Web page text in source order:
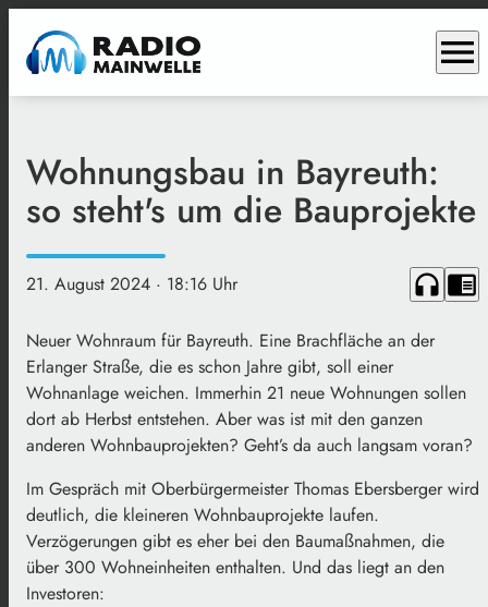
menu
Wohnungsbau in Bayreuth:
so steht's um die Bauprojekte
21. August 2024 · 18:16 Uhr headphones chrome_reader_mode
Neuer Wohnraum für Bayreuth. Eine Brachfläche an der
Erlanger Straße, die es schon Jahre gibt, soll einer
Wohnanlage weichen. Immerhin 21 neue Wohnungen sollen
dort ab Herbst entstehen. Aber was ist mit den ganzen
anderen Wohnbauprojekten? Geht’s da auch langsam voran?
Im Gespräch mit Oberbürgermeister Thomas Ebersberger wird
deutlich, die kleineren Wohnbauprojekte laufen.
Verzögerungen gibt es eher bei den Baumaßnahmen, die
über 300 Wohneinheiten enthalten. Und das liegt an den
Investoren: